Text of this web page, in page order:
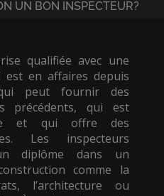
UN BON INSPECTEUR?
qualifiée avec une
en affaires depuis
peut fournir des
précédents, qui est
et qui offre des
Les inspecteurs
diplôme dans un
comme la
l’architecture ou